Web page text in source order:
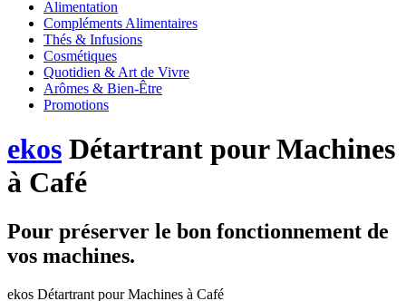
Alimentation
Compléments Alimentaires
Thés & Infusions
Cosmétiques
Quotidien & Art de Vivre
Arômes & Bien-Être
Promotions
ekos Détartrant pour Machines
à Café
Pour préserver le bon fonctionnement de
vos machines.
ekos Détartrant pour Machines à Café